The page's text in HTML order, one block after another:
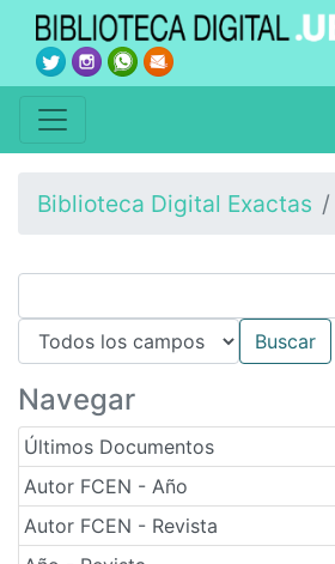
Biblioteca Digital Exactas
Navegar
Últimos Documentos
Autor FCEN - Año
Autor FCEN - Revista